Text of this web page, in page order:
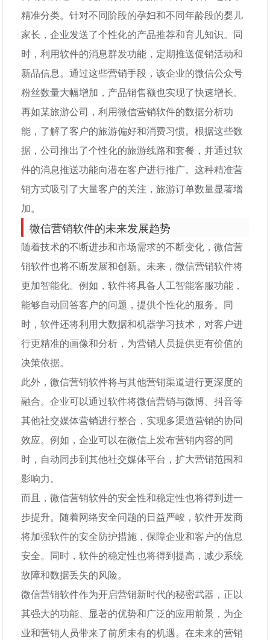
精准分类。针对不同阶段的孕妇和不同年龄段的婴儿
家长，企业发送了个性化的产品推荐和育儿知识。同
时，利用软件的消息群发功能，定期推送促销活动和
新品信息。通过这些营销手段，该企业的微信公众号
粉丝数量大幅增加，产品销售额也实现了快速增长。
再如某旅游公司，利用微信营销软件的数据分析功
能，了解了客户的旅游偏好和消费习惯。根据这些数
据，公司推出了个性化的旅游线路和套餐，并通过软
件的消息推送功能向潜在客户进行推广。这种精准营
销方式吸引了大量客户的关注，旅游订单数量显著增
加。
微信营销软件的未来发展趋势
随着技术的不断进步和市场需求的不断变化，微信营
销软件也将不断发展和创新。未来，微信营销软件将
更加智能化。例如，软件将具备人工智能客服功能，
能够自动回答客户的问题，提供个性化的服务。同
时，软件还将利用大数据和机器学习技术，对客户进
行更精准的画像和分析，为营销人员提供更有价值的
决策依据。
此外，微信营销软件将与其他营销渠道进行更深度的
融合。企业可以通过软件将微信营销与微博、抖音等
其他社交媒体营销进行整合，实现多渠道营销的协同
效应。例如，企业可以在微信上发布营销内容的同
时，自动同步到其他社交媒体平台，扩大营销范围和
影响力。
而且，微信营销软件的安全性和稳定性也将得到进一
步提升。随着网络安全问题的日益严峻，软件开发商
将加强软件的安全防护措施，保障企业和客户的信息
安全。同时，软件的稳定性也将得到提高，减少系统
故障和数据丢失的风险。
微信营销软件作为开启营销新时代的秘密武器，正以
其强大的功能、显著的优势和广泛的应用前景，为企
业和营销人员带来了前所未有的机遇。在未来的营销